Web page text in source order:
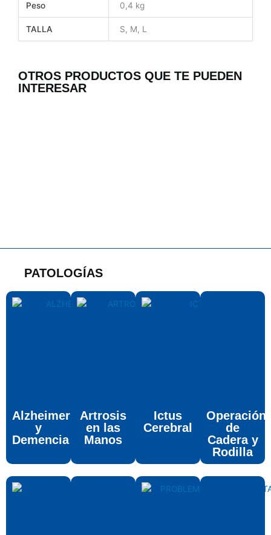
Peso 0,4 kg
TALLA S, M, L
OTROS PRODUCTOS QUE TE PUEDEN
INTERESAR
PATOLOGÍAS
Alzheimer
y
Demencia
Artrosis
en las
Manos
Ictus
Cerebral
Operación
de
Cadera y
Rodilla